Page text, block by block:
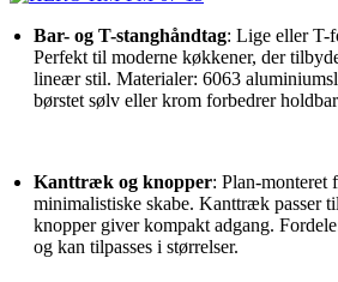
Bar- og T-stanghåndtag: Lige eller T-
Perfekt til moderne køkkener, der
lineær stil. Materialer: 6063
børstet sølv eller krom forbedrer
Kanttræk og knopper: Plan-monteret
minimalistiske skabe. Kanttræk passer
knopper giver kompakt adgang.
og kan tilpasses i størrelser.